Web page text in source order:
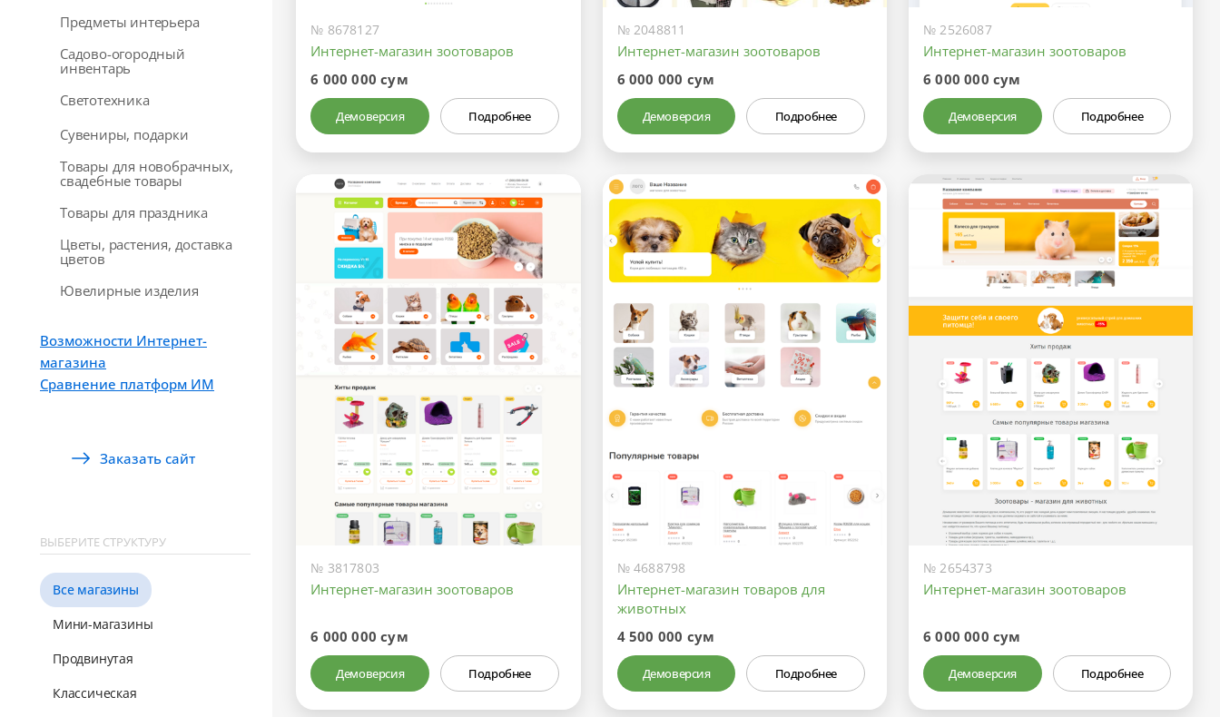
Предметы интерьера
Садово-огородный
инвентарь
Светотехника
Сувениры, подарки
Товары для новобрачных,
свадебные товары
Товары для праздника
Цветы, растения, доставка
цветов
Ювелирные изделия
Возможности Интернет-
магазина
Сравнение платформ ИМ
Заказать сайт
ВЫБЕРИТЕ СТРУКТУРУ
Все магазины
Мини-магазины
Продвинутая
Классическая
№ 8678127
Интернет-магазин зоотоваров
6 000 000 сум
Демоверсия Подробнее
№ 2048811
Интернет-магазин зоотоваров
6 000 000 сум
Демоверсия Подробнее
№ 2526087
Интернет-магазин зоотоваров
6 000 000 сум
Демоверсия Подробнее
№ 3817803
Интернет-магазин зоотоваров
6 000 000 сум
Демоверсия Подробнее
№ 4688798
Интернет-магазин товаров для
животных
4 500 000 сум
Демоверсия Подробнее
№ 2654373
Интернет-магазин зоотоваров
6 000 000 сум
Демоверсия Подробнее